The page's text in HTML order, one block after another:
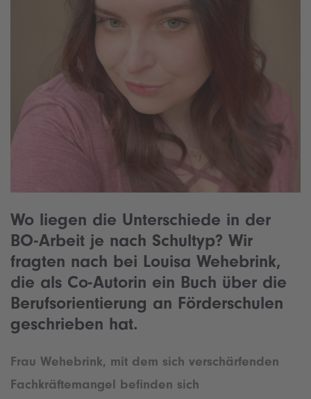
Wo liegen die Unterschiede in der
BO-Arbeit je nach Schultyp? Wir
fragten nach bei Louisa Wehebrink,
die als Co-Autorin ein Buch über die
Berufsorientierung an Förderschulen
geschrieben hat.
Frau Wehebrink, mit dem sich verschärfenden
Fachkräftemangel befinden sich